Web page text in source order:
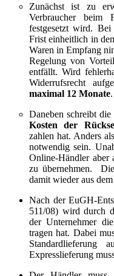
Zunächst ist zu
Verbraucher beim
festgesetzt wird.
Frist einheitlich in
Waren in Empfang
Regelung von
entfällt. Wird
Widerrufsrecht
maximal 12 Monate.
Daneben schreibt
Kosten der
zahlen hat. Anders
notwendig sein.
Online-Händler aber
zu übernehmen.
damit wieder aus
Nach der EuGH-
511/08) wird durch
der Unternehmer die
tragen hat. Dabei
Standardlieferung
Expresslieferung